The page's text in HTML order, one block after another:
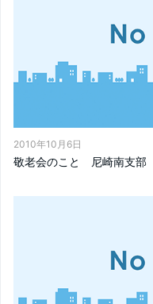
2010年10月6日
敬老会のこと 尼崎南支部